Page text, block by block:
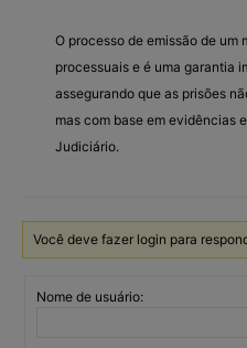
O processo de emissão de um
processuais e é uma garantia
assegurando que as prisões
mas com base em evidências
Judiciário.
Você deve fazer login para
Nome de usuário: